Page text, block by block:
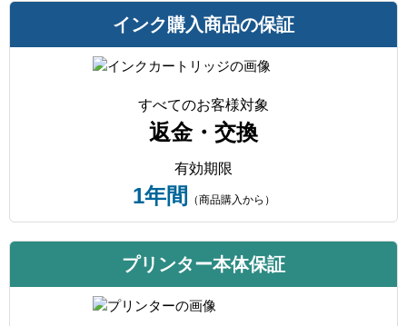
インク購入商品の保証
すべてのお客様対象
返金・交換
有効期限
1年間 （商品購入から）
プリンター本体保証